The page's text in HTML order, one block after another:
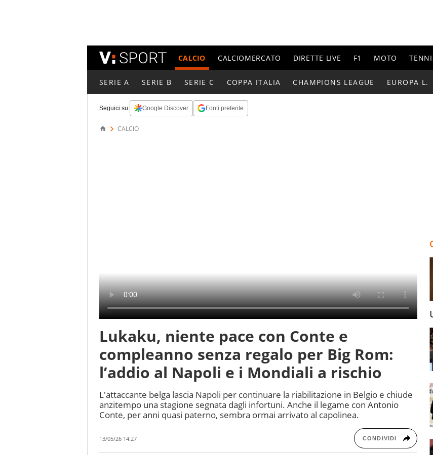
CALCIO CALCIOMERCATO DIRETTE LIVE F1 MOTO
SERIE A SERIE B SERIE C COPPA ITALIA CHAMPIONS LEAGUE EUROPA L.
Seguici su: Google Discover Fonti preferite
CALCIO
Lukaku, niente pace con Conte e
compleanno senza regalo per Big Rom:
l’addio al Napoli e i Mondiali a rischio
L'attaccante belga lascia Napoli per continuare la riabilitazione in Belgio e chiude
anzitempo una stagione segnata dagli infortuni. Anche il legame con Antonio
Conte, per anni quasi paterno, sembra ormai arrivato al capolinea.
13/05/26 14:27 CONDIVIDI